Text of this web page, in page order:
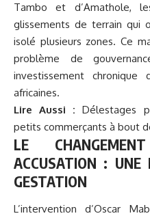
Tambo et d’Amathole,
glissements de terrain qui
isolé plusieurs zones. Ce
problème de
investissement
africaines.
Lire Aussi :
Délestages
petits commerçants à bout
LE
ACCUSATION : UNE
GESTATION
L’intervention d’Oscar